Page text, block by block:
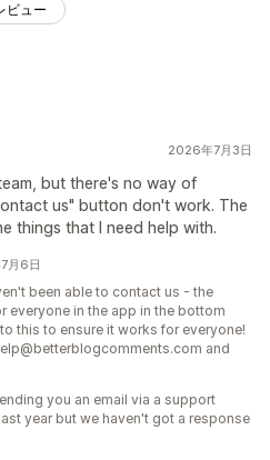
ビュー
2026年7月3日
but there's no way of
us" button don't work. The
things that I need help with.
月6日
been able to contact us - the
everyone in the app in the bottom
this to ensure it works for everyone!
and
you an email via a support
year but we haven't got a response